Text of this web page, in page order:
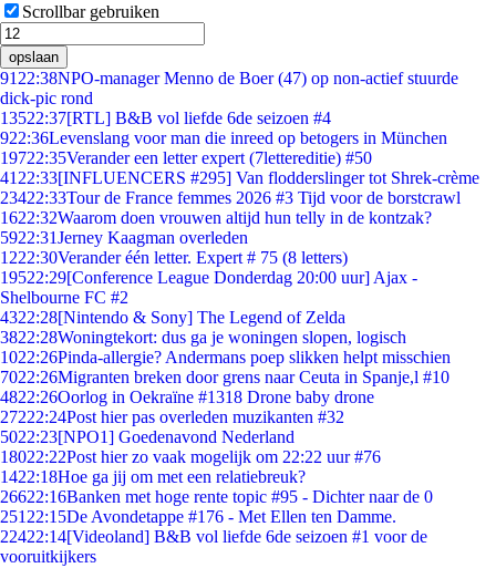
Scrollbar gebruiken
opslaan
91 22:38NPO-manager Menno de Boer (47) op non-actief stuurde
dick-pic rond
13522:37[RTL] B&B vol liefde 6de seizoen #4
922:36Levenslang voor man die inreed op betogers in München
19722:35Verander een letter expert (7lettereditie) #50
41 22:33[INFLUENCERS #295] Van flodderslinger tot Shrek-crème
23422:33Tour de France femmes 2026 #3 Tijd voor de borstcrawl
1622:32Waarom doen vrouwen altijd hun telly in de kontzak?
5922:31Jerney Kaagman overleden
1222:30Verander één letter. Expert # 75 (8 letters)
19522:29[Conference League Donderdag 20:00 uur] Ajax -
Shelbourne FC #2
4322:28[Nintendo & Sony] The Legend of Zelda
3822:28Woningtekort: dus ga je woningen slopen, logisch
1022:26Pinda-allergie? Andermans poep slikken helpt misschien
7022:26Migranten breken door grens naar Ceuta in Spanje,l #10
4822:26Oorlog in Oekraïne #1318 Drone baby drone
27222:24Post hier pas overleden muzikanten #32
5022:23[NPO1] Goedenavond Nederland
18022:22Post hier zo vaak mogelijk om 22:22 uur #76
1422:18Hoe ga jij om met een relatiebreuk?
26622:16Banken met hoge rente topic #95 - Dichter naar de 0
251 22:15De Avondetappe #176 - Met Ellen ten Damme.
22422:14[Videoland] B&B vol liefde 6de seizoen #1 voor de
vooruitkijkers